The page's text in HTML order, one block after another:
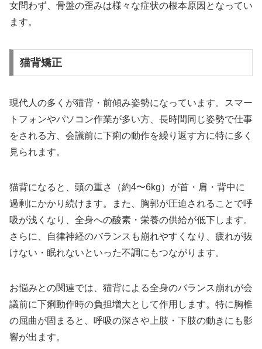
女問わず、骨盤の歪みは様々な症状の根本原因となってい
ます。
猫背矯正
現代人の多くが猫背・前傾み姿勢になっています。スマー
トフォンやパソコン作業が多い方、長時間同じ姿勢で仕事
をされる方、会議前に下痢の動作を繰り返す方に特に多く
見られます。
猫背になると、頭の重さ（約4〜6kg）が首・肩・背中に
過剰にかかり続けます。また、胸郭が圧迫されることで呼
吸が浅くなり、全身への酸素・栄養の供給が低下します。
さらに、自律神経のバランスも崩れやすくなり、疲れが抜
けない・眠れないといった不調にもつながります。
お悩みとの関連では、猫背による全身のバランス崩れが会
議前に下痢動作時の負担増大として作用します。特に胸椎
の屈曲が固まると、呼吸の深さや上肢・下肢の動きにも影
響が出ます。